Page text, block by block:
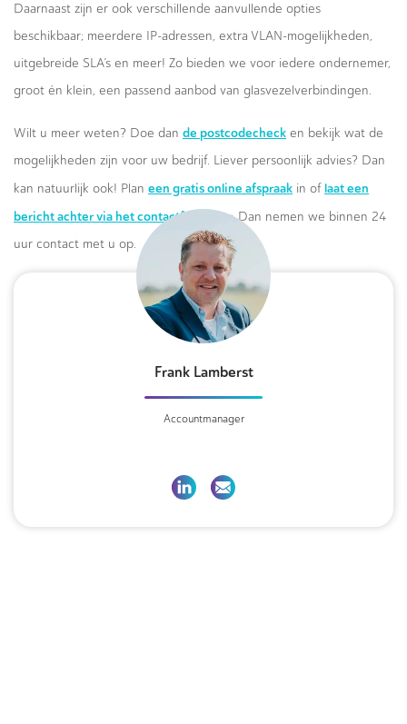
Daarnaast zijn er ook verschillende aanvullende opties
beschikbaar; meerdere IP-adressen, extra VLAN-mogelijkheden,
uitgebreide SLA’s en meer! Zo bieden we voor iedere ondernemer,
groot én klein, een passend aanbod van glasvezelverbindingen.
Wilt u meer weten? Doe dan de postcodecheck en bekijk wat de
mogelijkheden zijn voor uw bedrijf. Liever persoonlijk advies? Dan
kan natuurlijk ook! Plan een gratis online afspraak in of laat een
bericht achter via het contactformulier.Dan nemen we binnen 24
uur contact met u op.
Frank Lamberst
Accountmanager